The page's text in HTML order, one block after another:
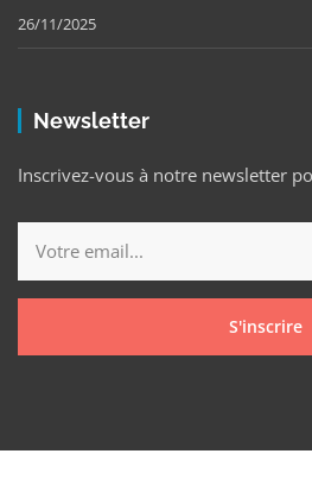
26/11/2025
Newsletter
Inscrivez-vous à notre newsletter
S'inscrire